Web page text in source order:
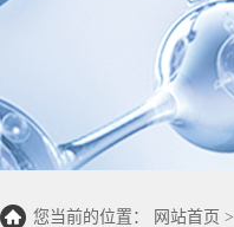
您当前的位置： 网站首页 >